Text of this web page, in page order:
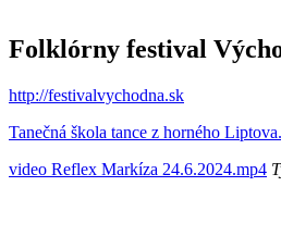
Folklórny festival
http://festivalvychodna.sk
Tanečná škola tance z horného
video Reflex Markíza 24.6.2024.mp4